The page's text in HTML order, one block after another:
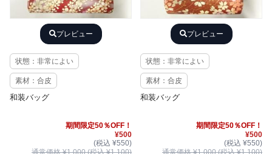
プレビュー
状態：非常によい
素材：合皮
和装バッグ
期間限定50％OFF！
¥500
(税込 ¥550)
プレビュー
状態：非常によい
素材：合皮
和装バッグ
期間限定50％OFF！
¥500
(税込 ¥550)